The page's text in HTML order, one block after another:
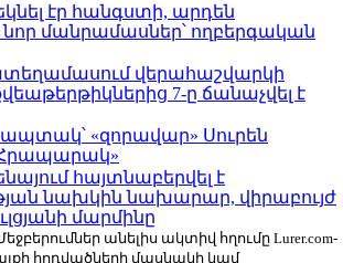
էր հանգստի, արդեն
նոր մանրամասներ՝ ողբերգական
վերահաշվարկի
7-ը ճանաչվել է
«զորավար» Սուրեն
հայտնաբերվել է
նախկին նախարար, վիրաբույժ
մարմինը
Մեջբերումներ անելիս ակտիվ հղումը Lurer.com-
հոդվածների մասնակի կամ